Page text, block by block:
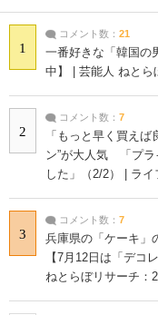
1
コメント数： 21
一番好きな「韓国の
中】 | 芸能人 ねとら
2
コメント数： 7
「もっと早く買え
ン”が大人気 「プラ
した」（2/2） | ラ
3
コメント数： 7
兵庫県の「ケーキ」
【7月12日は「デコ
ねとらぼリサーチ：